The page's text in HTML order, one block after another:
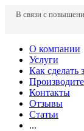
В связи с
О компании
Услуги
Как сделать
Контакты
Отзывы
Статьи
...